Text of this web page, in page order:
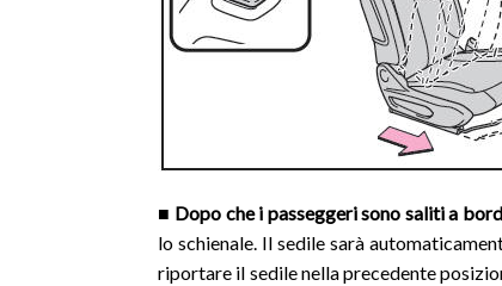
■ Dopo che i passeggeri sono saliti a
lo schienale. Il sedile sarà
riportare il sedile nella precedente